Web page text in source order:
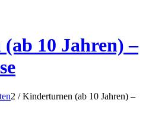
10 Jahren) –
2 / Kinderturnen (ab 10 Jahren) –